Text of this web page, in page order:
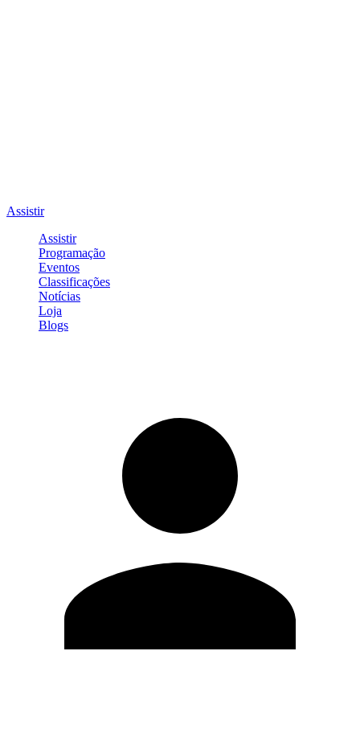
Assistir
Assistir
Programação
Eventos
Classificações
Notícias
Loja
Blogs